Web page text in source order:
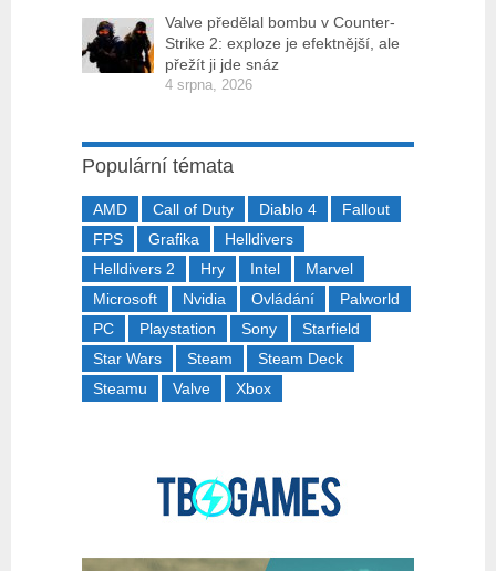
Valve předělal bombu v Counter-
Strike 2: exploze je efektnější, ale
přežít ji jde snáz
4 srpna, 2026
Populární témata
AMD Call of Duty Diablo 4
Fallout
FPS
Grafika
Helldivers
Helldivers 2
Hry Intel
Marvel
Microsoft
Nvidia Ovládání
Palworld
PC
Playstation Sony
Starfield
Star Wars
Steam
Steam Deck
Steamu
Valve Xbox